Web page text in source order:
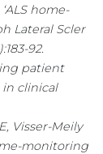
home-
Lateral Scler
92.
patient
clinical
Visser-Meily
monitoring